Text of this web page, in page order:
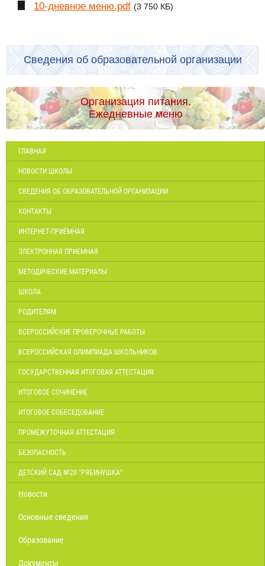
10-дневное меню.pdf (3 750 КБ)
Сведения об образовательной организации
Организация питания.
Ежедневные меню
ГЛАВНАЯ
НОВОСТИ ШКОЛЫ
СВЕДЕНИЯ ОБ ОБРАЗОВАТЕЛЬНОЙ ОРГАНИЗАЦИИ
КОНТАКТЫ
ИНТЕРНЕТ-ПРИЁМНАЯ
ЭЛЕКТРОННАЯ ПРИЕМНАЯ
МЕТОДИЧЕСКИЕ МАТЕРИАЛЫ
ШКОЛА
РОДИТЕЛЯМ
ВСЕРОССИЙСКИЕ ПРОВЕРОЧНЫЕ РАБОТЫ
ВСЕРОССИЙСКАЯ ОЛИМПИАДА ШКОЛЬНИКОВ
ГОСУДАРСТВЕННАЯ ИТОГОВАЯ АТТЕСТАЦИЯ
ИТОГОВОЕ СОЧИНЕНИЕ
ИТОГОВОЕ СОБЕСЕДОВАНИЕ
ПРОМЕЖУТОЧНАЯ АТТЕСТАЦИЯ
БЕЗОПАСНОСТЬ
ДЕТСКИЙ САД №20 "РЯБИНУШКА"
Новости
Основные сведения
Образование
Документы